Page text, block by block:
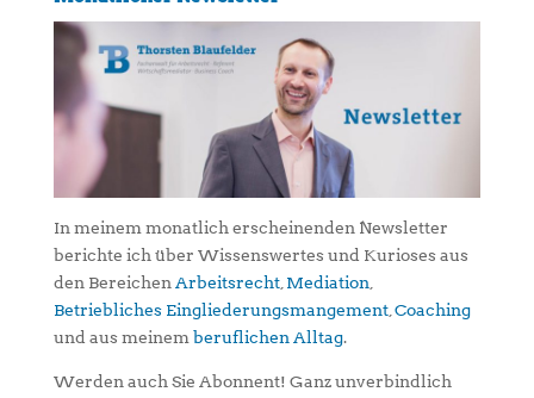
In meinem monatlich erscheinenden Newsletter
berichte ich über Wissenswertes und Kurioses aus
den BereichenArbeitsrecht,Mediation,
Betriebliches Eingliederungsmangement,Coaching
und aus meinemberuflichen Alltag.
Werden auch Sie Abonnent! Ganz unverbindlich